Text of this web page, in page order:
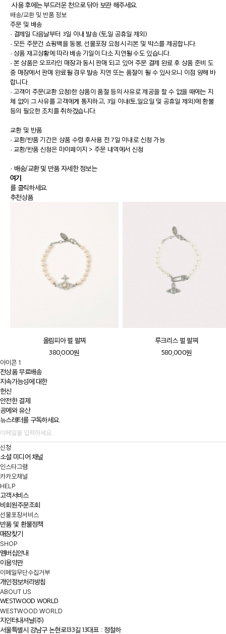
사용 후에는 부드러운 천으로 닦아 보관 해주세요.
배송/교환 및 반품 정보
주문 및 배송
· 결제일 다음날부터 3일 이내 발송 (토,일 공휴일 제외)
· 모든 주문건 쇼핑백을 동봉, 선물포장 요청시 리본 및 박스를 제공합니다.
· 상품 재고상황에 따라 배송 기일이 다소 지연될 수도 있습니다.
· 본 상품은 오프라인 매장과 동시 판매 되고 있어 주문 결제 완료 후 상품 준비 도
중 매장에서 판매 완료될 경우 발송 지연 또는 품절이 될 수 있사오니 이점 양해 바
랍니다.
· 고객이 주문(교환 요청)한 상품이 품절 등의 사유로 제공을 할 수 없을 때에는 지
체 없이 그 사유를 고객에게 통지하고, 3일 이내(토,일요일 및 공휴일 제외)에 환불
등의 필요한 조치를 취하겠습니다.
교환 및 반품
· 교환/반품 기간은 상품 수령 후사용 전 7일 이내로 신청 가능
· 교환/반품 신청은 마이페이지 > 주문 내역에서 신청
· 배송/교환 및 반품 자세한 정보는
여기
를 클릭하세요.
추천상품
올림피아 펄 팔찌
380,000원
루크리스 펄 팔찌
580,000원
아이콘 1
전상품 무료배송
지속가능성에 대한
헌신
안전한 결제
공예와 유산
뉴스레터를 구독하세요.
신청
소셜 미디어 채널
인스타그램
카카오채널
HELP
고객서비스
비회원주문조회
선물포장서비스
반품 및 환불정책
매장찾기
SHOP
멤버십안내
이용약관
이메일무단수집거부
개인정보처리방침
ABOUT US
WESTWOOD WORLD
WESTWOOD WORLD
지인터내셔날(주)
서울특별시 강남구 논현로133길 13대표 : 정철하